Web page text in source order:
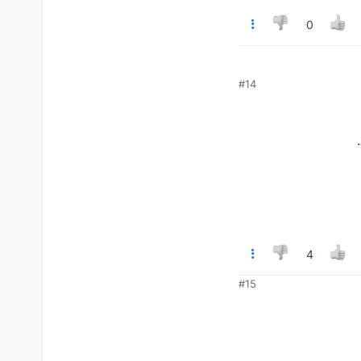
0
#14
4
#15